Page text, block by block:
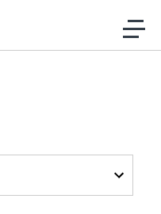
contenido